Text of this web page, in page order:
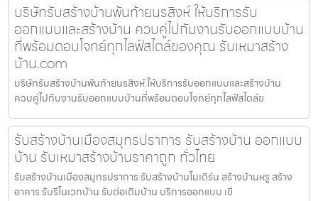
บริษัทรับสร้างบ้านพันท้ายนรสิงห์ ให้บริการรับ
ออกแบบและสร้างบ้าน ควบคู่ไปกับงานรับออกแบบบ้าน
ที่พร้อมตอบโจทย์ทุกไลฟ์สไตล์ของคุณ รับเหมาสร้าง
บ้าน.com
บริษัทรับสร้างบ้านพันท้ายนรสิงห์ ให้บริการรับออกแบบและสร้างบ้าน
ควบคู่ไปกับงานรับออกแบบบ้านที่พร้อมตอบโจทย์ทุกไลฟ์สไตล์ข
รับสร้างบ้านเมืองสมุทรปราการ รับสร้างบ้าน ออกแบบ
บ้าน รับเหมาสร้างบ้านราคาถูก ทั่วไทย
รับสร้างบ้านเมืองสมุทรปราการ รับสร้างบ้านโมเดิร์น สร้างบ้านหรู สร้าง
อาคาร รับรีโนเวทบ้าน รับต่อเติมบ้าน บริการออกแบบ เขี